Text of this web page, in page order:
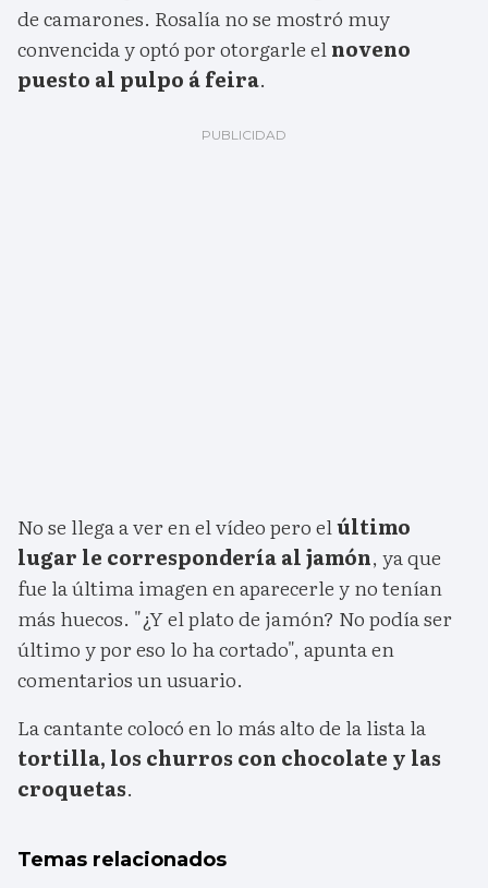
de camarones. Rosalía no se mostró muy
convencida y optó por otorgarle elnoveno
puesto al pulpo á feira.
No se llega a ver en el vídeo pero elúltimo
lugar le correspondería al jamón, ya que
fue la última imagen en aparecerle y no tenían
más huecos. "¿Y el plato de jamón? No podía ser
último y por eso lo ha cortado", apunta en
comentarios un usuario.
La cantante colocó en lo más alto de la lista la
tortilla, los churros con chocolate y las
croquetas.
Temas relacionados